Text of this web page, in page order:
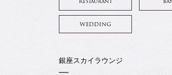
WEDDING
銀座スカイラウンジ